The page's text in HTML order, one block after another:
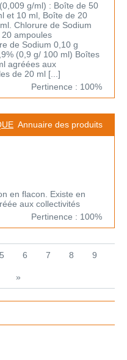
g/ml) : Boîte de 50
et 10 ml, Boîte de 20
Chlorure de Sodium
ampoules
de Sodium 0,10 g
(0,9 g/ 100 ml) Boîtes
agréées aux
de 20 ml [...]
Pertinence : 100%
Annuaire des produits
en flacon. Existe en
aux collectivités
Pertinence : 100%
5 6 7 8 9
»